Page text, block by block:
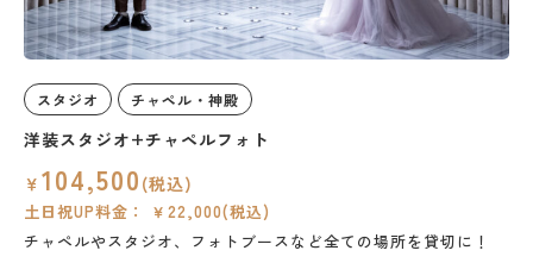
スタジオ チャペル・神殿
洋装スタジオ+チャペルフォト
￥ 104,500 (税込)
土日祝UP料金： ￥22,000(税込)
チャペルやスタジオ、フォトブースなど全ての場所を貸切に！